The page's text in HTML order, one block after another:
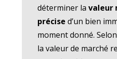
déterminer la valeur
précise d’un bien
moment donné. Selon
la valeur de marché